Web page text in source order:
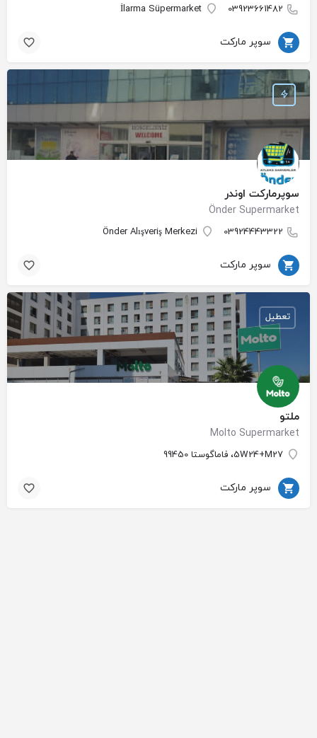
03923661482
İlarma Süpermarket
سوپر مارکت
سوپرمارکت اوندر
Önder Supermarket
03924443322
Önder Alışveriş Merkezi
سوپر مارکت
ملتو
Molto Supermarket
5W24+M27، فاماگوستا 99450
تعطیل
سوپر مارکت